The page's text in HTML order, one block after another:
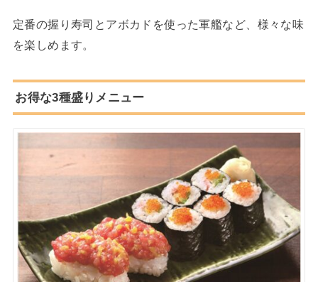
定番の握り寿司とアボカドを使った軍艦など、様々な味
を楽しめます。
お得な3種盛りメニュー